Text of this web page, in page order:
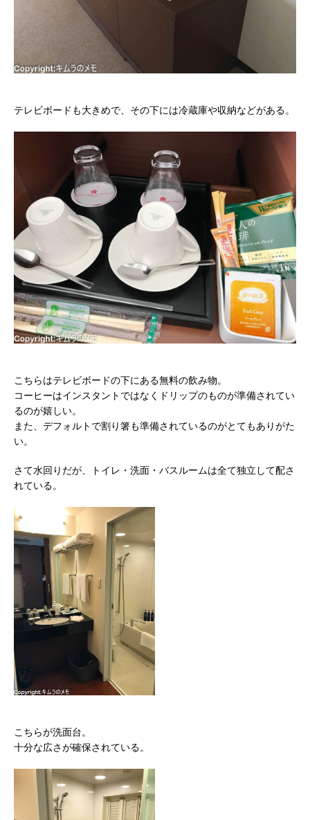
テレビボードも大きめで、その下には冷蔵庫や収納などがある。
こちらはテレビボードの下にある無料の飲み物。
コーヒーはインスタントではなくドリップのものが準備されてい
るのが嬉しい。
また、デフォルトで割り箸も準備されているのがとてもありがた
い。
さて水回りだが、トイレ・洗面・バスルームは全て独立して配さ
れている。
こちらが洗面台。
十分な広さが確保されている。